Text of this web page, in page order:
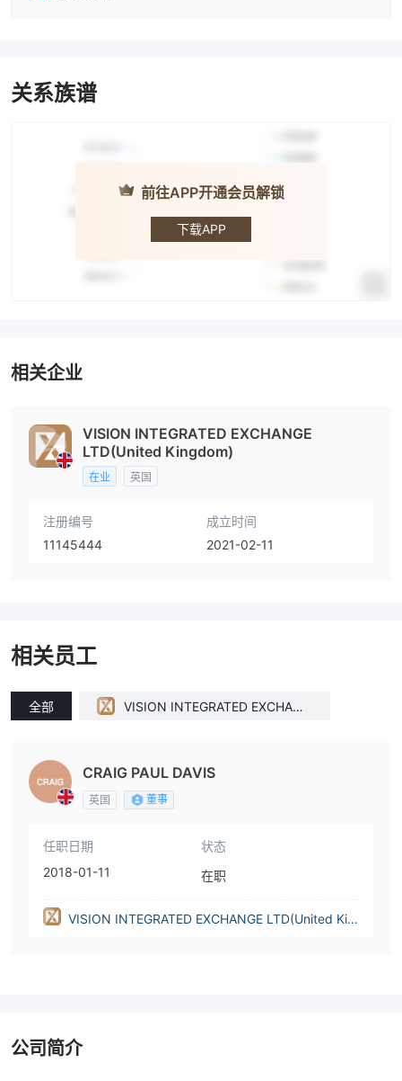
关系族谱
前往APP开通会员解锁
下载APP
证券
相关企业
VISION INTEGRATED EXCHANGE
LTD(United Kingdom)
在业 英国
注册编号
11145444
成立时间
2021-02-11
相关员工
全部
VISION INTEGRATED EXCHANG
CRAIG PAUL DAVIS
英国 董事
任职日期
2018-01-11
状态
在职
VISION INTEGRATED EXCHANGE LTD(United Kin
公司简介